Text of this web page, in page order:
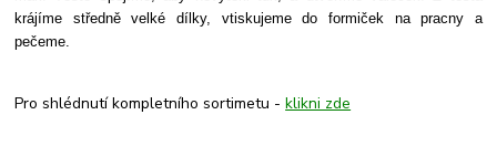
krájíme středně velké dílky, vtiskujeme do formiček na pracny a
pečeme.
Pro shlédnutí kompletního sortimetu -klikni zde